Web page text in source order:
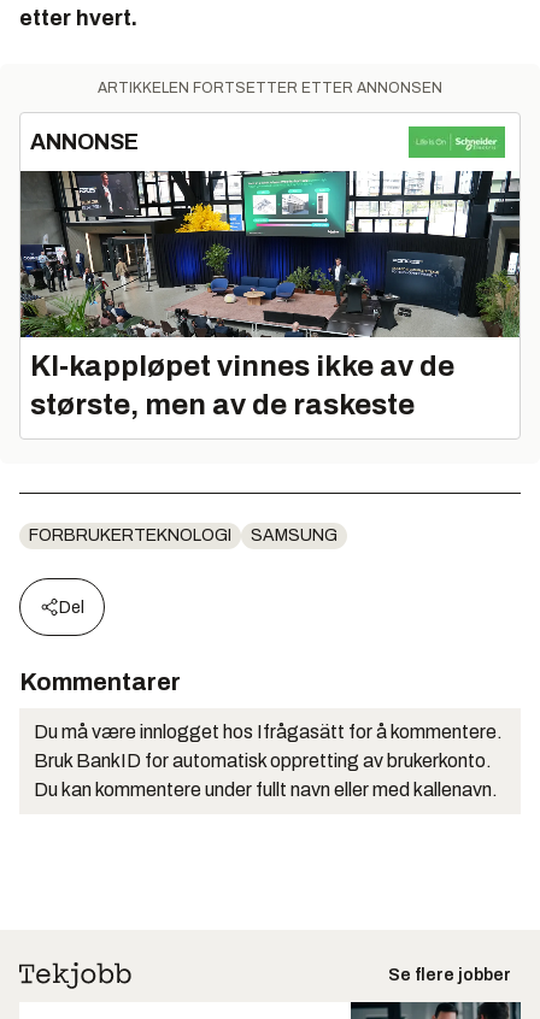
etter hvert.
ARTIKKELEN FORTSETTER ETTER ANNONSEN
ANNONSE
KI‑kappløpet vinnes ikke av de
største, men av de raskeste
FORBRUKERTEKNOLOGI SAMSUNG
Del
Kommentarer
Du må være innlogget hos Ifrågasätt for å kommentere.
Bruk BankID for automatisk oppretting av brukerkonto.
Du kan kommentere under fullt navn eller med kallenavn.
Se flere jobber